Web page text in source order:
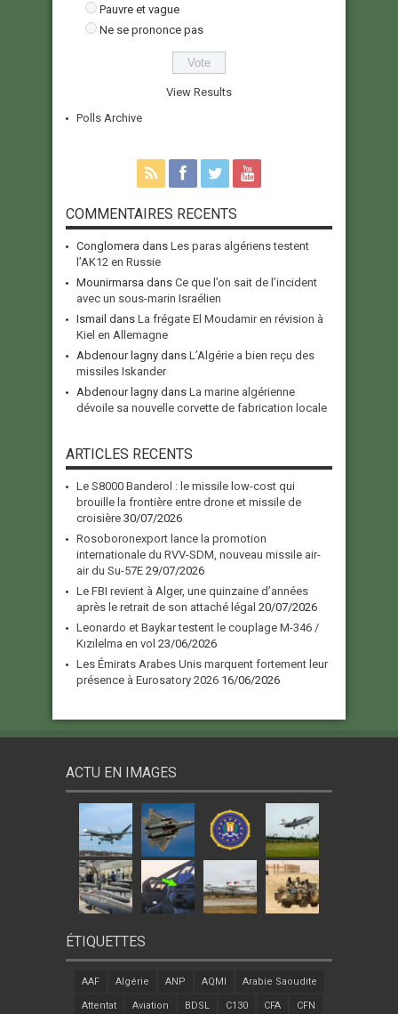
Pauvre et vague
Ne se prononce pas
View Results
Polls Archive
COMMENTAIRES RECENTS
Conglomera dans Les paras algériens testent
l’AK12 en Russie
Mounirmarsa dans Ce que l’on sait de l’incident
avec un sous-marin Israélien
Ismail dans La frégate El Moudamir en révision à
Kiel en Allemagne
Abdenour lagny dans L’Algérie a bien reçu des
missiles Iskander
Abdenour lagny dans La marine algérienne
dévoile sa nouvelle corvette de fabrication locale
ARTICLES RECENTS
Le S8000 Banderol : le missile low-cost qui
brouille la frontière entre drone et missile de
croisière 30/07/2026
Rosoboronexport lance la promotion
internationale du RVV-SDM, nouveau missile air-
air du Su-57E 29/07/2026
Le FBI revient à Alger, une quinzaine d’années
après le retrait de son attaché légal 20/07/2026
Leonardo et Baykar testent le couplage M-346 /
Kızılelma en vol 23/06/2026
Les Émirats Arabes Unis marquent fortement leur
présence à Eurosatory 2026 16/06/2026
ACTU EN IMAGES
ÉTIQUETTES
AAF Algérie ANP AQMI Arabie Saoudite
Attentat Aviation BDSL C130 CFA CFN